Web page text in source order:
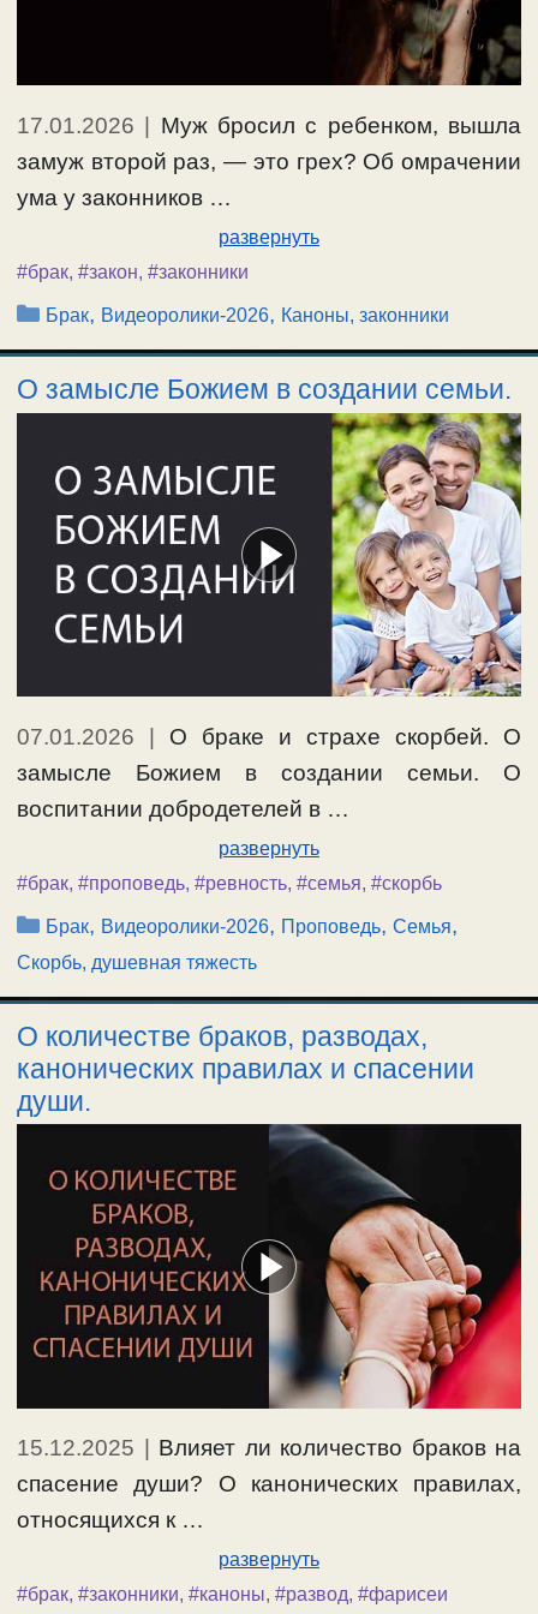
17.01.2026 | Муж бросил с ребенком, вышла
замуж второй раз, — это грех? Об омрачении
ума у законников …
развернуть
#брак, #закон, #законники
Рубрики
Брак, Видеоролики-2026, Каноны, законники
О замысле Божием в создании семьи.
07.01.2026 | О браке и страхе скорбей. О
замысле Божием в создании семьи. О
воспитании добродетелей в …
развернуть
#брак, #проповедь, #ревность, #семья, #скорбь
Рубрики
Брак, Видеоролики-2026, Проповедь,Семья,
Скорбь, душевная тяжесть
О количестве браков, разводах,
канонических правилах и спасении
души.
15.12.2025
Влияет ли количество браков на
спасение души? О канонических правилах,
относящихся к …
развернуть
#брак, #законники, #каноны, #развод, #фарисеи